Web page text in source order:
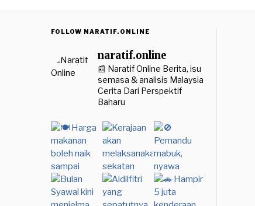
FOLLOW NARATIF.ONLINE
naratif.online
📰 Naratif Online Berita, isu
semasa & analisis Malaysia
Cerita Dari Perspektif
Baharu